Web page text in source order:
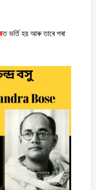
ত ভৰ্তি হয় আৰু তাৰে পৰা